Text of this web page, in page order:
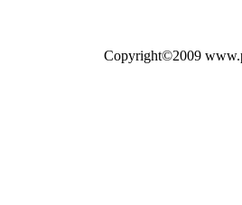
Copyright©2009